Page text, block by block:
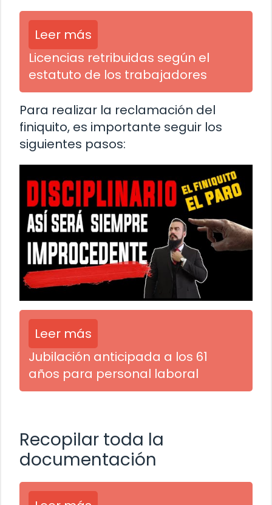
Leer más
Licencias retribuidas según el
estatuto de los trabajadores
Para realizar la reclamación del
finiquito, es importante seguir los
siguientes pasos:
Leer más
Jubilación anticipada a los 61
años para personal laboral
Recopilar toda la
documentación